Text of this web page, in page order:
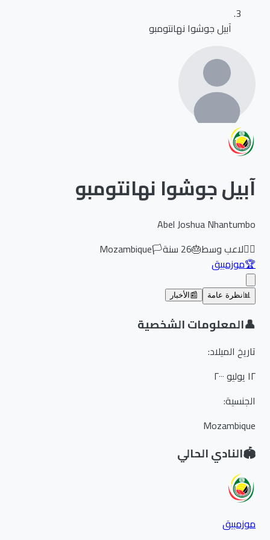
آبيل جوشوا نهانتومبو
آبيل جوشوا نهانتومبو
Abel Joshua Nhantumbo
لاعب وسط🎂
26سنة🏳️
Mozambique
موزمبيق
نظرة عامة 📰 الأخبار
المعلومات الشخصية
تاريخ الميلاد:
الجنسية:
Mozambique
النادي الحالي
موزمبيق